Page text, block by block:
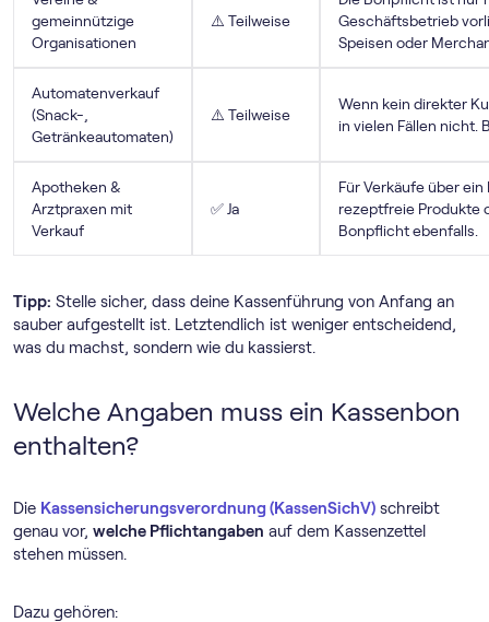
gemeinnützige
Organisationen
⚠️ Teilweise
Geschäftsbetrieb
Speisen oder
Automatenverkauf
(Snack-,
Getränkeautomaten)
⚠️ Teilweise
Wenn kein direkter
in vielen Fällen nicht.
Apotheken &
Arztpraxen mit
Verkauf
✅ Ja
Für Verkäufe über
rezeptfreie Produkte
Bonpflicht ebenfalls.
Tipp: Stelle sicher, dass deine Kassenführung von Anfang an
sauber aufgestellt ist. Letztendlich ist weniger entscheidend,
was du machst, sondern wie du kassierst.
Welche Angaben muss ein Kassenbon
enthalten?
Die Kassensicherungsverordnung (KassenSichV) schreibt
genau vor, welche Pflichtangaben auf dem Kassenzettel
stehen müssen.
Dazu gehören: